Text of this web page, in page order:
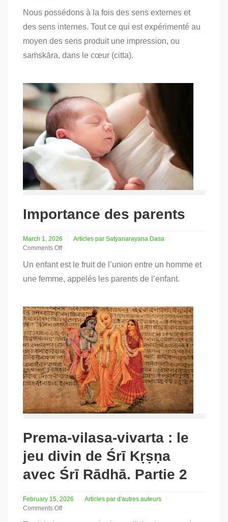
Mécanismes
des
saṁskāras
Nous possédons à la fois des sens externes et
des sens internes. Tout ce qui est expérimenté au
moyen des sens produit une impression, ou
saṁskāra, dans le cœur (citta).
Importance des parents
March 1, 2026
Articles par Satyanarayana Dasa
Comments Off
Importance
parents
Un enfant est le fruit de l’union entre un homme et
une femme, appelés les parents de l’enfant.
Prema-vilasa-vivarta : le
jeu divin de Śrī Kṛṣṇa
avec Śrī Rādhā. Partie 2
February 15, 2026
Articles par d'autres auteurs
Comments Off